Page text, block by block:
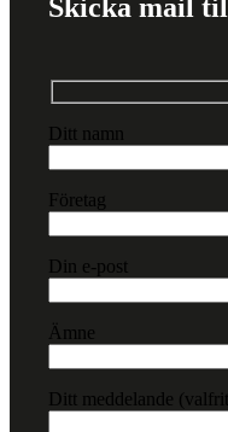
Skicka mail
Ditt namn
Företag
Din e-post
Ämne
Ditt meddelande